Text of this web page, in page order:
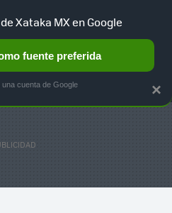
AUTO TERRITORIO
×
Xataka MX en Google
fuente preferida
cuenta de Google